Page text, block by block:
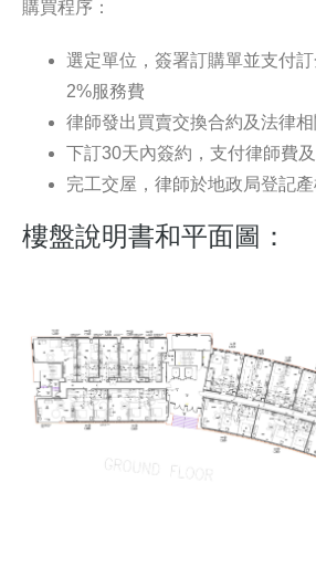
購買程序：
選定單位，簽署訂購單並支付
2%服務費
律師發出買賣交換合約及法律
下訂30天內簽約，支付律師費
完工交屋，律師於地政局登記產
樓盤說明書和平面圖：